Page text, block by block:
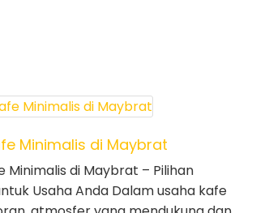
Minimalis di Maybrat
Minimalis di Maybrat – Pilihan
Usaha Anda Dalam usaha kafe